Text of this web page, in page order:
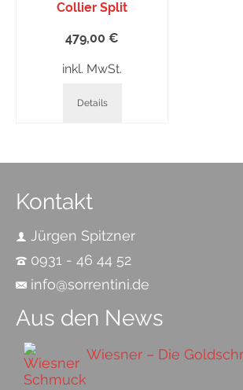
Collier Split
479,00 €
inkl. MwSt.
Details
Kontakt
Jürgen Spitzner
0931 - 46 44 52
info@sorrentini.de
Aus den News
Wiesner – Die